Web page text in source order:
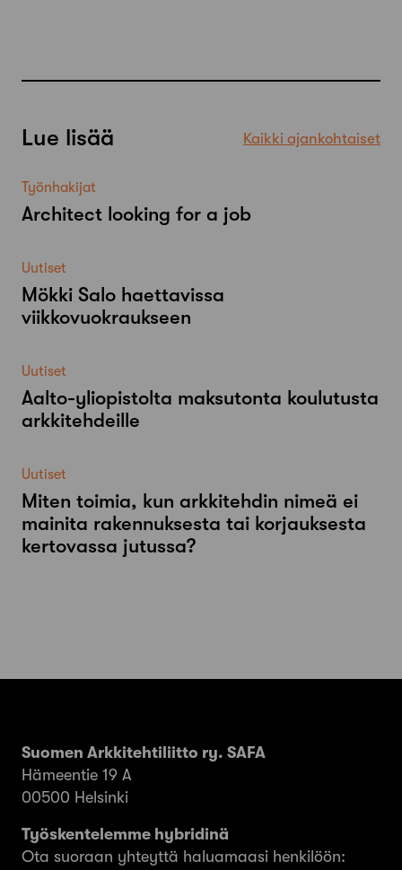
Lue lisää Kaikki ajankohtaiset
Työnhakijat
Architect looking for a job
Uutiset
Mökki Salo haettavissa
viikkovuokraukseen
Uutiset
Aalto-​yliopistolta maksutonta koulutusta
arkkitehdeille
Uutiset
Miten toimia, kun arkkitehdin nimeä ei
mainita rakennuksesta tai korjauksesta
kertovassa jutussa?
Suomen Arkkitehtiliitto ry. SAFA
Hämeentie 19 A
00500 Helsinki
Työskentelemme hybridinä
Ota suoraan yhteyttä haluamaasi henkilöön: